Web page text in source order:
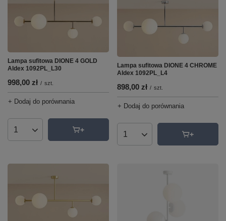
Lampa sufitowa DIONE 4 GOLD
Aldex 1092PL_L30
998,00 zł / szt.
+ Dodaj do porównania
Ilość produktów
Lampa sufitowa DIONE 4 CHROME
Aldex 1092PL_L4
898,00 zł / szt.
+ Dodaj do porównania
Ilość produktów